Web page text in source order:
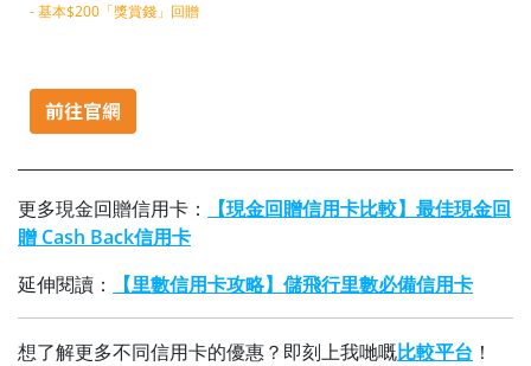
- 基本$200「獎賞錢」回贈
更多現金回贈信用卡：
【現金回贈信用卡比較】最佳現金回
贈 Cash Back信用卡
延伸閱讀：
【里數信用卡攻略】儲飛行里數必備信用卡
想了解更多不同信用卡的優惠？即刻上我哋嘅比較平台 ！